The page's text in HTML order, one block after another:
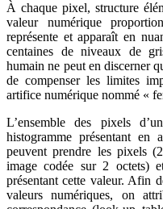
À chaque pixel, structure
valeur numérique
représente et apparaît en
centaines de niveaux de
humain ne peut en discerner
de compenser les limites
artifice numérique nommé «
L’ensemble des pixels
histogramme présentant en
peuvent prendre les pixels
image codée sur 2 octets)
présentant cette valeur. Afin
valeurs numériques, on